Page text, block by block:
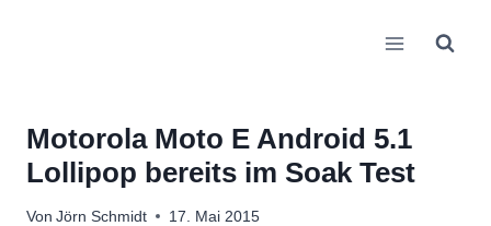
Motorola Moto E Android 5.1
Lollipop bereits im Soak Test
Von Jörn Schmidt 17. Mai 2015